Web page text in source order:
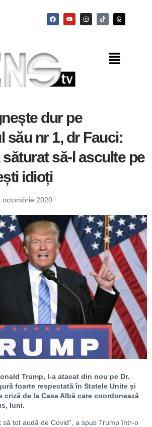
dur pe
său nr 1, dr Fauci:
să-l asculte pe
idioți
octombrie 2020
Trump, l-a atacat din nou pe Dr.
foarte respectată în Statele Unite și
criză de la Casa Albă care coordonează
luni.
să tot audă de Covid”, a spus Trump într-o